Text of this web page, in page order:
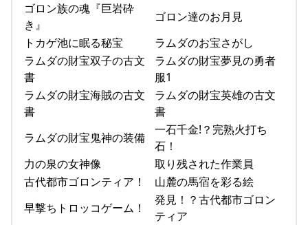
ゴロン族の魂『巨岩砕
き』
ゴロン達のお月見
トカゲ池に眠る秘宝
ラムダのお宝さがし
ラムダの財宝双子の古文
書
ラムダの財宝夢見の勇者
服1
ラムダの財宝海賊の古文
書
ラムダの財宝英雄の古文
書
ラムダの財宝鬼神の装備
一石千金!？完熟火打ち
石！
力の泉の女神像
取り残された作業員
古代都市ゴロンティア！
山麓の馬宿を彩る絵
早撃ちトロッコゲーム！
発見！？古代都市ゴロン
ティア